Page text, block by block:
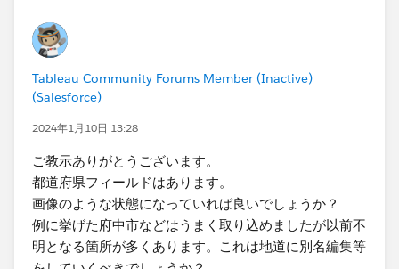
ただ、
（点）としての緯度経度であって、ポリゴンにはなりま
せんのでご注意ください。
Tableau Community Forums Member (Inactive)
(Salesforce)
2024年1月10日 13:28
ご教示ありがとうございます。
都道府県フィールドはあります。
​画像のような状態になっていれば良いでしょうか？
例に挙げた府中市などはうまく取り込めましたが以前不
明となる箇所が多くあります。これは地道に別名編集等